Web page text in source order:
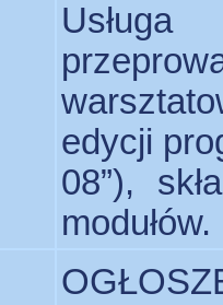
edycji
08”),
modułów.